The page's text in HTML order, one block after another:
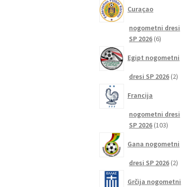
Curaçao
nogometni dresi
SP 2026 66
Egipt nogometni
dresi SP 2026 22
Francija
nogometni dresi
SP 2026 103103
Gana nogometni
dresi SP 2026 22
Grčija nogometni